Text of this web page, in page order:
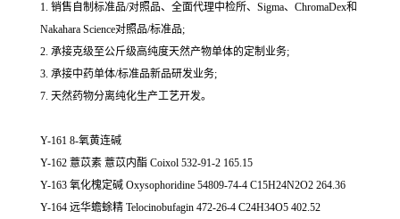
1. 销售自制标准品/对照品、全面代理中检所、Sigma、ChromaDex和
Nakahara Science对照品/标准品;
2. 承接克级至公斤级高纯度天然产物单体的定制业务;
3. 承接中药单体/标准品新品研发业务;
7. 天然药物分离纯化生产工艺开发。
Y-161 8-氧黄连碱
Y-162 薏苡素 薏苡内酯 Coixol 532-91-2 165.15
Y-163 氧化槐定碱 Oxysophoridine 54809-74-4 C15H24N2O2 264.36
Y-164 远华蟾蜍精 Telocinobufagin 472-26-4 C24H34O5 402.52